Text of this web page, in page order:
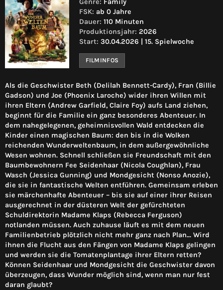
FSK: ab 0 Jahre
Dauer: 110 Minuten
Produktionsjahr: 2026
Start: 30.04.2026 | 15. Spielwoche
FILMINFOS
Als die Geschwister Beth (Delilah Bennett-Cardy), Fran (Billie
Gadson) und Joe (Phoenix Laroche) wider ihren Willen mit
ihren Eltern (Andrew Garfield, Claire Foy) aufs Land ziehen,
beginnt für die Familie ein ganz besonderes Abenteuer. In
dem nahegelegenen, geheimnisvollen Wald entdecken die
Kinder einen magischen Baum: den bis in die Wolken
reichenden Wunderweltenbaum, in dem außergewöhnliche
Wesen wohnen. Schnell schließen sie Freundschaft mit den
Baumbewohnern Fee Seidenhaar (Nicola Coughlan), Frau
Wasch (Jessica Gunning) und Mondgesicht (Nonso Anozie),
die sie in fantastische Welten entführen. Gemeinsam erleben
sie märchenhafte Abenteuer – bis sie auf einer ihrer Reisen
ausgerechnet in der düsteren Welt der gefürchteten
Schuldirektorin Madame Klaps (Rebecca Ferguson)
notlanden müssen. Auch zuhause läuft es mit dem neuen
Familienbetrieb plötzlich nicht mehr ganz nach Plan... Wird
ihnen die Flucht aus den Fängen von Madame Klaps gelingen
und werden sie die Tomatenplantage ihrer Eltern retten?
Können Seidenhaar und Mondgesicht die Geschwister davon
überzeugen, dass Wunder möglich sind, wenn man nur fest
daran glaubt?